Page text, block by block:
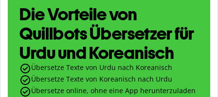
Die Vorteile von
Quillbots Übersetzer für
Urdu und Koreanisch
Übersetze Texte von Urdu nach Koreanisch
Übersetze Texte von Koreanisch nach Urdu
Übersetze online, ohne eine App herunterzuladen